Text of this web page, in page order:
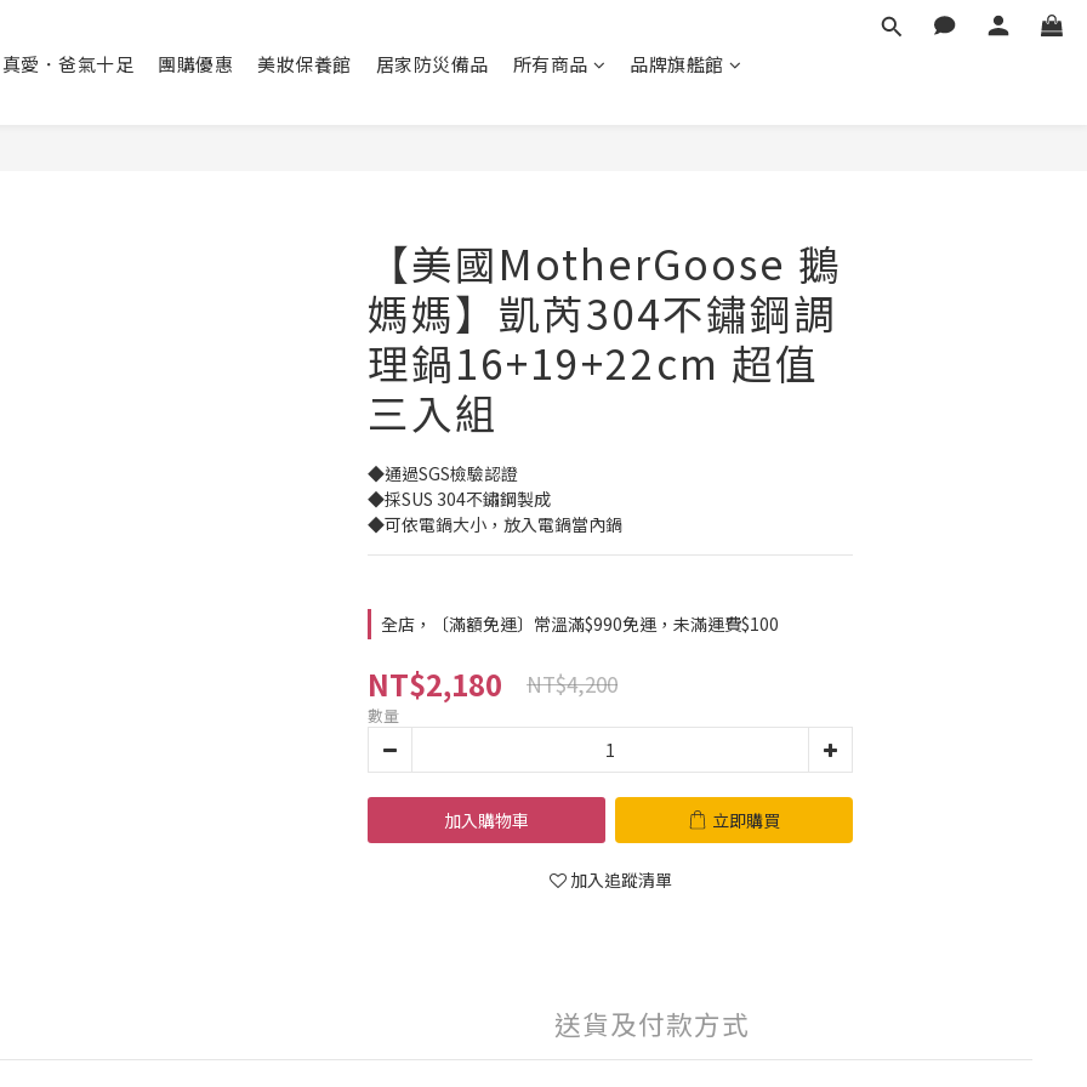
愛．爸氣十足 團購優惠 美妝保養館 居家防災備品 所有商品 品牌旗艦館
【美國MotherGoose 鵝
媽媽】凱芮304不鏽鋼調
理鍋16+19+22cm 超值
三入組
◆通過SGS檢驗認證
◆採SUS 304不鏽鋼製成
◆可依電鍋大小，放入電鍋當內鍋
全店，〔滿額免運〕常溫滿$990免運，未滿運費$100
NT$2,180 NT$4,200
數量
加入購物車 立即購買
加入追蹤清單
送貨及付款方式